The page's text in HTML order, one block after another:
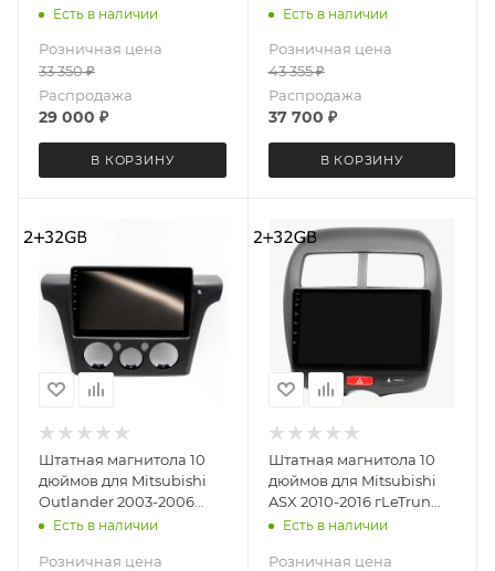
DTS 3796-6879 Android 13
Есть в наличии
Розничная цена
33 350₽
Распродажа
29 000 ₽
В КОРЗИНУ
3796-6875 экран 2K
Есть в наличии
Розничная цена
43 355₽
Распродажа
37 700 ₽
В КОРЗИНУ
Штатная магнитола 10
дюймов для Mitsubishi
Outlander 2003-2006
Airtrek 2001-2005 LeTrun
2+32 Gb IPS
Есть в наличии
Розничная цена
Штатная магнитола 10
дюймов для Mitsubishi
ASX 2010-2016 гLeTrun
1884-6693 Android 12 MTK
Есть в наличии
Розничная цена